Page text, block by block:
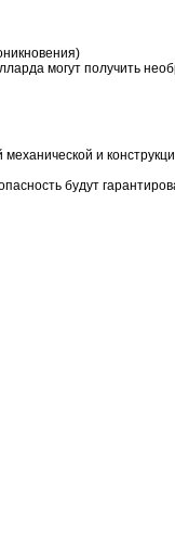
могут получить
и
будут